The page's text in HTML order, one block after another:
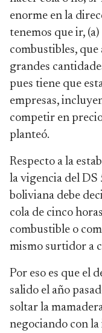
enorme en la
tenemos que ir,
combustibles,
grandes
pues tiene que
empresas,
competir en
planteó.
Respecto a la
la vigencia del
boliviana debe
cola de cinco
combustible o
mismo surtidor a
Por eso es que el
salido el año
soltar la
negociando con